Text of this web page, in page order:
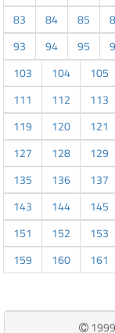
83
84 85
93
94 95
103
104 105
111
112 113
119
120 121
127
128 129
135
136 137
143
144 145
151
152 153
159
160 161
1999